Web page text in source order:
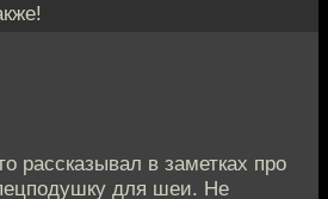
рассказывал в заметках про
для шеи. Не